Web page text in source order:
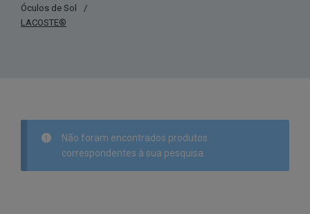
Óculos de Sol
/
LACOSTE®
Não foram encontrados produtos
correspondentes à sua pesquisa.